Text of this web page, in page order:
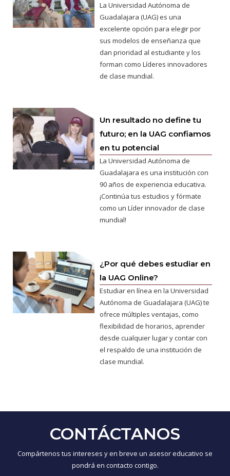
La Universidad Autónoma de
Guadalajara (UAG) es una
excelente opción para elegir por
sus modelos de enseñanza que
dan prioridad al estudiante y los
forman como Líderes innovadores
de clase mundial.
Un resultado no define tu
futuro; en la UAG confiamos
en tu potencial
La Universidad Autónoma de
Guadalajara es una institución con
90 años de experiencia educativa.
¡Continúa tus estudios y fórmate
como un Líder innovador de clase
mundial!
¿Por qué debes estudiar en
la UAG Online?
Estudiar en línea en la Universidad
Autónoma de Guadalajara (UAG) te
ofrece múltiples ventajas, como
flexibilidad de horarios, aprender
desde cualquier lugar y contar con
el respaldo de una institución de
clase mundial.
CONTÁCTANOS
Compártenos tus intereses y en breve un asesor educativo se
pondrá en contacto contigo.